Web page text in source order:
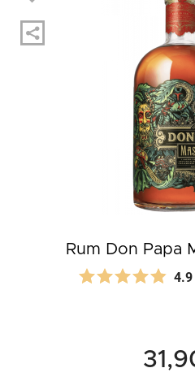
Rum Don Papa
4.9